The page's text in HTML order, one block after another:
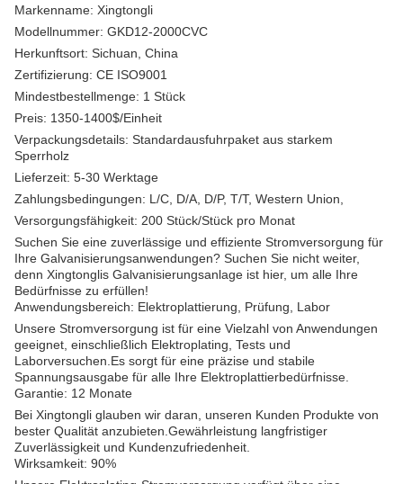
Markenname: Xingtongli
Modellnummer: GKD12-2000CVC
Herkunftsort: Sichuan, China
Zertifizierung: CE ISO9001
Mindestbestellmenge: 1 Stück
Preis: 1350-1400$/Einheit
Verpackungsdetails: Standardausfuhrpaket aus starkem
Sperrholz
Lieferzeit: 5-30 Werktage
Zahlungsbedingungen: L/C, D/A, D/P, T/T, Western Union,
Versorgungsfähigkeit: 200 Stück/Stück pro Monat
Suchen Sie eine zuverlässige und effiziente Stromversorgung für
Ihre Galvanisierungsanwendungen? Suchen Sie nicht weiter,
denn Xingtonglis Galvanisierungsanlage ist hier, um alle Ihre
Bedürfnisse zu erfüllen!
Anwendungsbereich: Elektroplattierung, Prüfung, Labor
Unsere Stromversorgung ist für eine Vielzahl von Anwendungen
geeignet, einschließlich Elektroplating, Tests und
Laborversuchen.Es sorgt für eine präzise und stabile
Spannungsausgabe für alle Ihre Elektroplattierbedürfnisse.
Garantie: 12 Monate
Bei Xingtongli glauben wir daran, unseren Kunden Produkte von
bester Qualität anzubieten.Gewährleistung langfristiger
Zuverlässigkeit und Kundenzufriedenheit.
Wirksamkeit: 90%